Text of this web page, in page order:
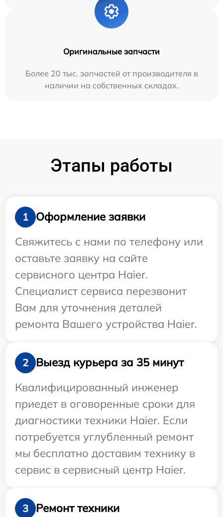
Оригинальные запчасти
Более 20 тыс. запчастей от производителя в
наличии на собственных складах.
Этапы работы
1
Оформление заявки
Свяжитесь с нами по телефону или
оставьте заявку на сайте
сервисного центра Haier.
Специалист сервиса перезвонит
Вам для уточнения деталей
ремонта Вашего устройства Haier.
2
Выезд курьера за 35 минут
Квалифицированный инженер
приедет в оговоренные сроки для
диагностики техники Haier. Если
потребуется углубленный ремонт
мы бесплатно доставим технику в
сервис в сервисный центр Haier.
3 Ремонт техники